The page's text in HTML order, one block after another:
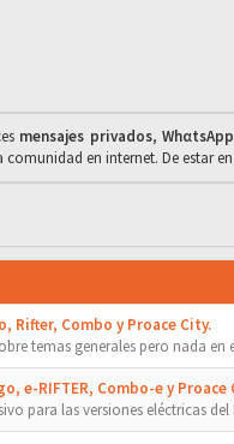
mensajes privados,WhαtsApp
comunidad en internet. De estar
Rifter, Combo y Proace City.
temas generales pero nada en
e-RIFTER, Combo-e y
para las versiones eléctricas del